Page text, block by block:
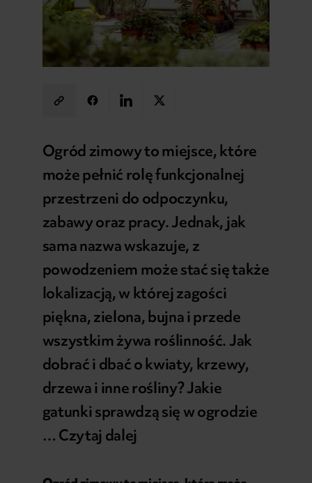
Ogród zimowy to miejsce, które
może pełnić rolę funkcjonalnej
przestrzeni do odpoczynku,
zabawy oraz pracy. Jednak, jak
sama nazwa wskazuje, z
powodzeniem może stać się także
lokalizacją, w której zagości
piękna, zielona, bujna i przede
wszystkim żywa roślinność. Jak
dobrać i dbać o kwiaty, krzewy,
drzewa i inne rośliny? Jakie
gatunki sprawdzą się w ogrodzie
… Czytaj dalej